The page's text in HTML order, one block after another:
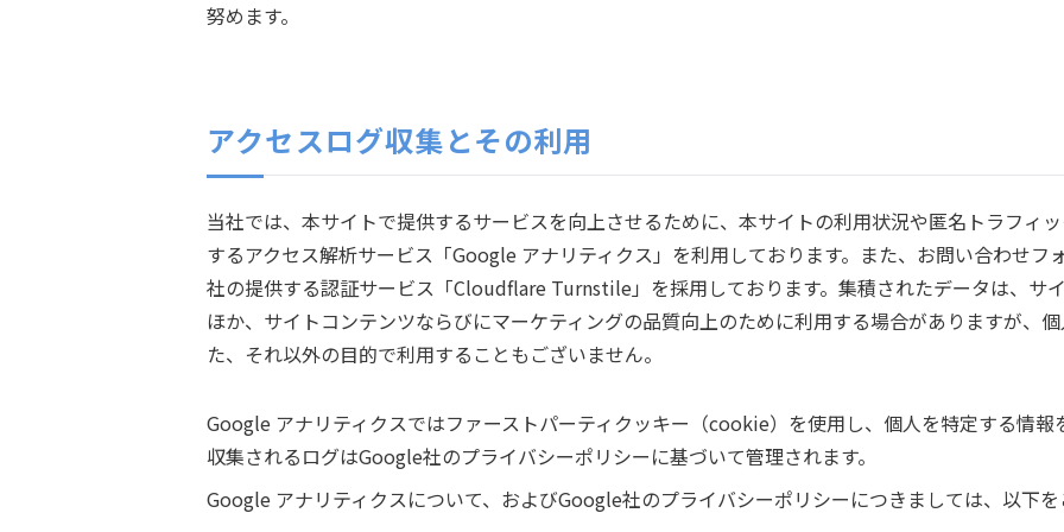
努めます。
アクセスログ収集とその利用
当社では、本サイトで提供するサービスを向上させるために、本サイトの利用状況や匿名トラフィ
するアクセス解析サービス「Google アナリティクス」を利用しております。また、お問い合わせ
社の提供する認証サービス「Cloudflare Turnstile」を採用しております。集積されたデータは、サ
ほか、サイトコンテンツならびにマーケティングの品質向上のために利用する場合がありますが、
た、それ以外の目的で利用することもございません。
Google アナリティクスではファーストパーティクッキー（cookie）を使用し、個人を特定する情
収集されるログはGoogle社のプライバシーポリシーに基づいて管理されます。
Google アナリティクスについて、およびGoogle社のプライバシーポリシーにつきましては、以下